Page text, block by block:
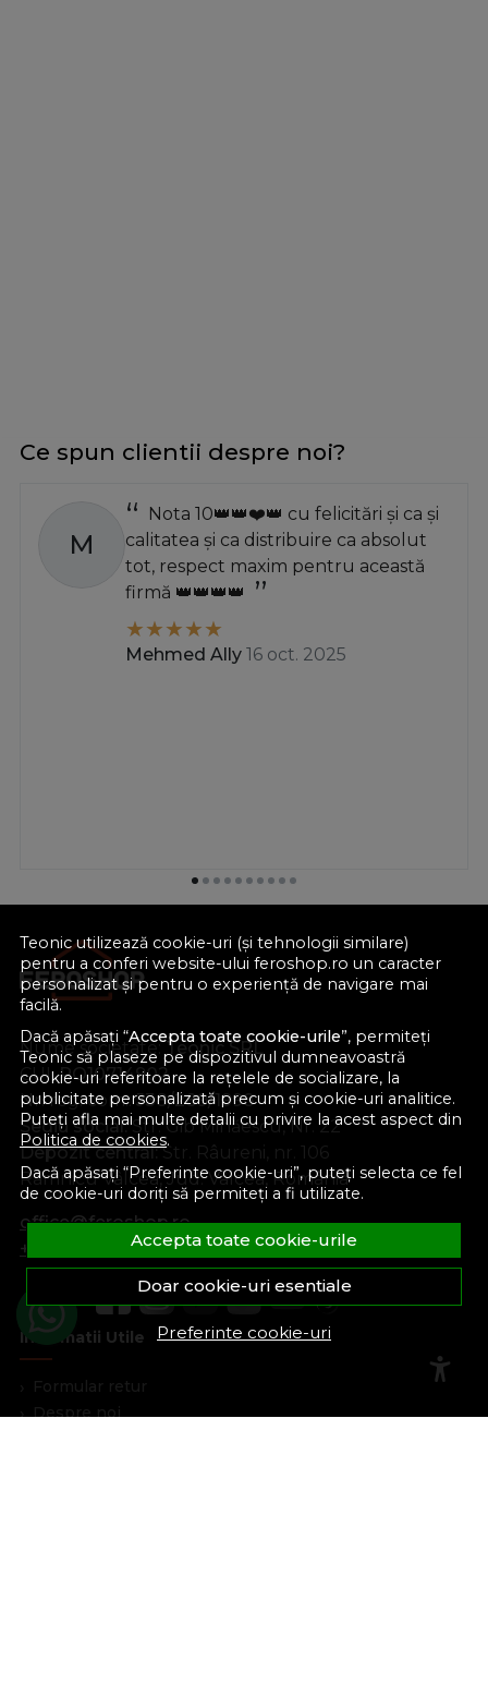
Teonic utilizează cookie-uri (și tehnologii similare)
pentru a conferi website-ului feroshop.ro un caracter
personalizat și pentru o experiență de navigare mai
facilă.
Dacă apăsați “Accepta toate cookie-urile”, permiteți
Teonic să plaseze pe dispozitivul dumneavoastră
cookie-uri referitoare la rețelele de socializare, la
publicitate personalizată precum și cookie-uri analitice.
Puteți afla mai multe detalii cu privire la acest aspect din
Politica de cookies.
Dacă apăsați “Preferinte cookie-uri”, puteți selecta ce fel
de cookie-uri doriți să permiteți a fi utilizate.
Accepta toate cookie-urile
Doar cookie-uri esentiale
Preferinte cookie-uri
Ce spun clientii despre noi?
M
Nota 10👑👑❤️👑 cu felicitări și ca și
calitatea și ca distribuire ca absolut
tot, respect maxim pentru această
firmă 👑👑👑👑
Mehmed Ally 16 oct. 2025
Nume societate:Teonic SRL
CUI:RO10714902
Nr. reg. com.:J38/289/1998
Sediu social:Str. Gib Mihăescu, Nr. 22
Depozit central:Str. Râureni, nr. 106
Râmnicu Vâlcea, Jud. Vâlcea, România
office@feroshop.ro
+40 311 100 277
Informatii Utile
Formular retur
Despre noi